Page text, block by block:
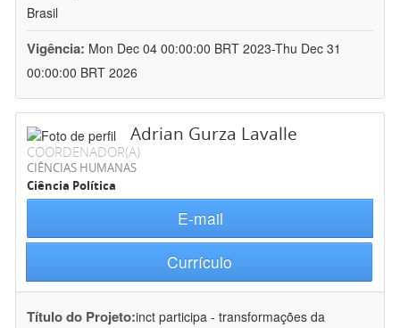
Brasil
Vigência: Mon Dec 04 00:00:00 BRT 2023-Thu Dec 31
00:00:00 BRT 2026
Adrian Gurza Lavalle
COORDENADOR(A)
CIÊNCIAS HUMANAS
Ciência Política
E-mail
Currículo
Título do Projeto:inct participa - transformações da